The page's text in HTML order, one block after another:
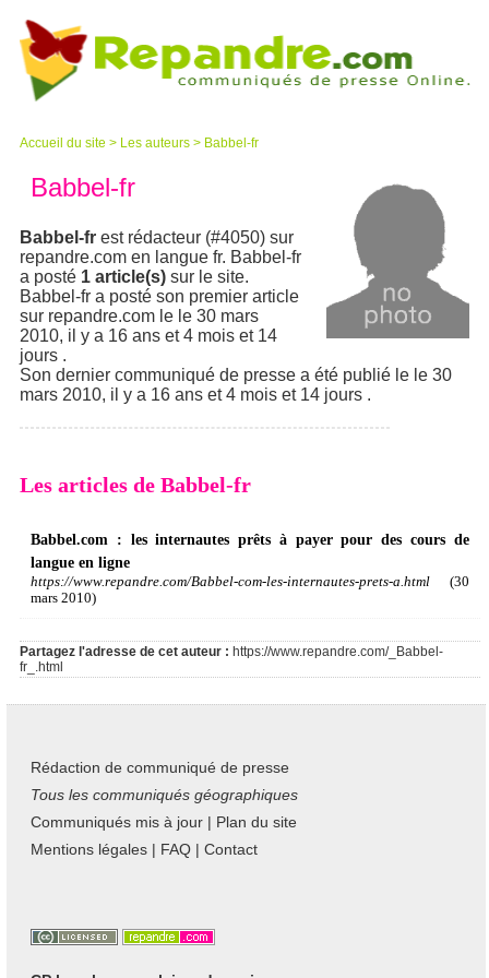
Accueil du site > Les auteurs > Babbel-fr
Babbel-fr
Babbel-fr est rédacteur (#4050) sur
repandre.com en langue fr. Babbel-fr
a posté 1 article(s) sur le site.
Babbel-fr a posté son premier article
sur repandre.com le le 30 mars
2010, il y a 16 ans et 4 mois et 14
jours .
Son dernier communiqué de presse a été publié le le 30
mars 2010, il y a 16 ans et 4 mois et 14 jours .
Les articles de Babbel-fr
Babbel.com : les internautes prêts à payer pour des cours de
langue en ligne
https://www.repandre.com/Babbel-com-les-internautes-prets-a.html (30
mars 2010)
Partagez l'adresse de cet auteur : https://www.repandre.com/_Babbel-
fr_.html
Rédaction de communiqué de presse
Tous les communiqués géographiques
Communiqués mis à jour | Plan du site
Mentions légales | FAQ | Contact